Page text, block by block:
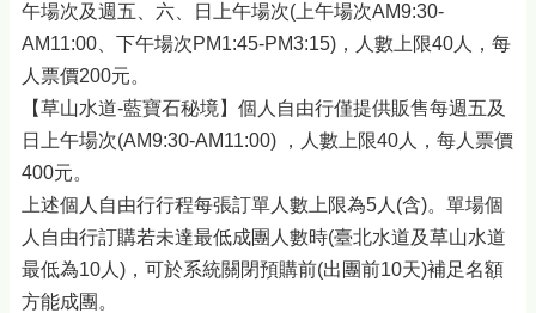
午場次及週五、六、日上午場次(上午場次AM9:30-
AM11:00、下午場次PM1:45-PM3:15)，人數上限40人，每
人票價200元。
【草山水道-藍寶石秘境】個人自由行僅提供販售每週五及
日上午場次(AM9:30-AM11:00) ，人數上限40人，每人票價
400元。
上述個人自由行行程每張訂單人數上限為5人(含)。單場個
人自由行訂購若未達最低成團人數時(臺北水道及草山水道
最低為10人)，可於系統關閉預購前(出團前10天)補足名額
方能成團。